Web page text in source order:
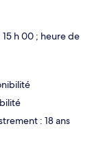
h 00 ; heure de
: 18 ans